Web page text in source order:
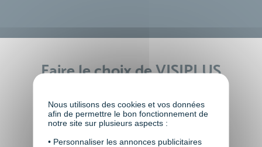
Faire le choix de VISIPLUS
Nous utilisons des cookies et vos données
afin de permettre le bon fonctionnement de
notre site sur plusieurs aspects :
• Personnaliser les annonces publicitaires